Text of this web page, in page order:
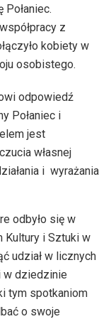
z
kobiety w
osobistego.
odpowiedź
Połaniec i
jest
własnej
i wyrażania
odbyło się w
Kultury i Sztuki w
udział w licznych
w dziedzinie
tym spotkaniom
o swoje